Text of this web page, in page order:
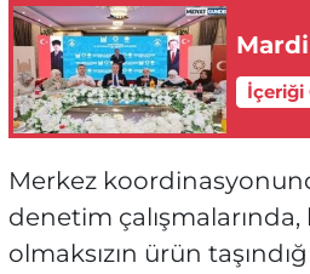
İçeriği
Merkez
denetim
olmaksızın ürün